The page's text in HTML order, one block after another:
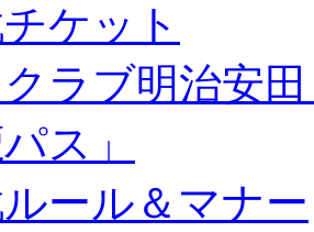
ケット
ラブ明治安
ス」
ール＆マナー